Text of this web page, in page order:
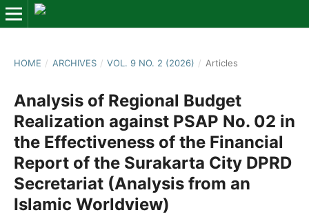
HOME / ARCHIVES / VOL. 9 NO. 2 (2026) / Articles
Analysis of Regional Budget
Realization against PSAP No. 02 in
the Effectiveness of the Financial
Report of the Surakarta City DPRD
Secretariat (Analysis from an
Islamic Worldview)